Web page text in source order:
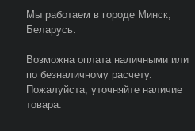
Мы работаем в городе Минск,
Беларусь.
Возможна оплата наличными или
по безналичному расчету.
Пожалуйста, уточняйте наличие
товара.